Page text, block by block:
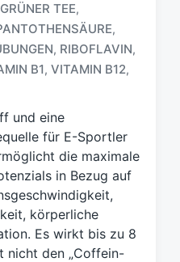
GRÜNER TEE,
,
, RIBOFLAVIN,
B1, VITAMIN B12,
und eine
für E-Sportler
die maximale
in Bezug auf
körperliche
Es wirkt bis zu 8
nicht den „Coffein-